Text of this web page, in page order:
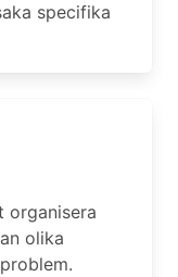
specifika
organisera
olika